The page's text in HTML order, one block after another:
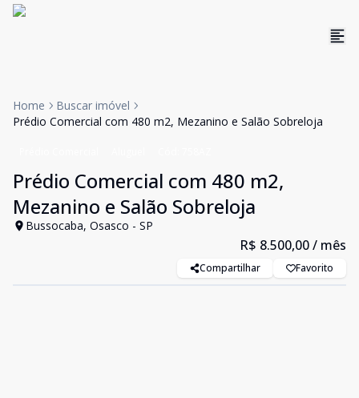
Home
Buscar imóvel
Prédio Comercial com 480 m2, Mezanino e Salão Sobreloja
Prédio Comercial com 480 m2,
Mezanino e Salão Sobreloja
Bussocaba, Osasco - SP
R$ 8.500,00/ mês
Compartilhar Favorito